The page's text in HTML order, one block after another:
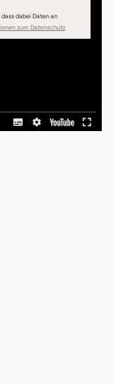
dabei Daten an
zum Datenschutz